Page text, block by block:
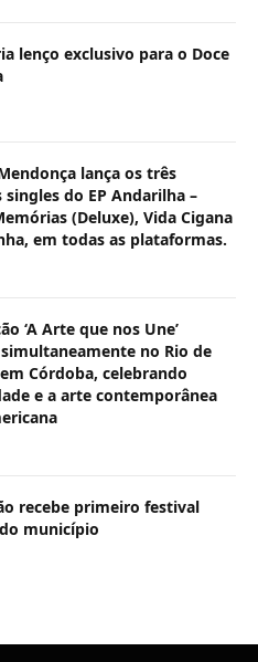
lenço exclusivo para o Doce
lança os três
do EP Andarilha –
(Deluxe), Vida Cigana
em todas as plataformas.
‘A Arte que nos Une’
no Rio de
Córdoba, celebrando
e a arte contemporânea
recebe primeiro festival
município